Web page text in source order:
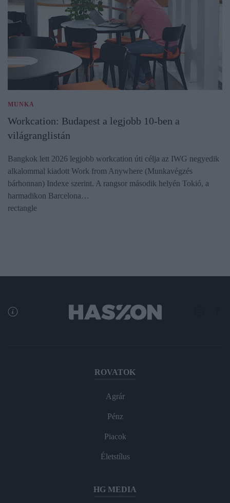
MUNKA
Workcation: Budapest a legjobb 10-ben a
világranglistán
Bangkok lett 2026 legjobb workcation úti célja az IWG negyedik
alkalommal kiadott Work from Anywhere (Munkavégzés
bárhonnan) Indexe szerint. A rangsor második helyén Tokió, a
harmadikon Barcelona…
rectangle
ROVATOK
Agrár
Pénz
Piacok
Életstílus
HG MEDIA